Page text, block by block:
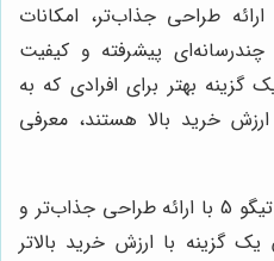
تیگو 5، با ارائه طراحی جذاب‌تر، امکانات
پیشرفته و کیفیت
گزینه بهتر برای افرادی که به
خرید بالا هستند، معرفی
در این مقایسه، فونیکس تیگو 5 با ارائه طراحی جذاب‌تر و
یک گزینه با ارزش خرید بالاتر